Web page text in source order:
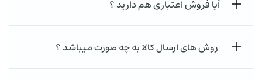
آیا فروش اعتباری هم دارید ؟
روش های ارسال کالا به چه صورت میباشد ؟